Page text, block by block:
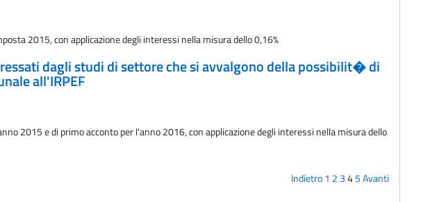
2015, con applicazione degli interessi nella misura dello 0,16%
dagli studi di settore che si avvalgono della possibilit� di
all'IRPEF
2015 e di primo acconto per l'anno 2016, con applicazione degli interessi nella misura dello
Indietro1 2 345Avanti